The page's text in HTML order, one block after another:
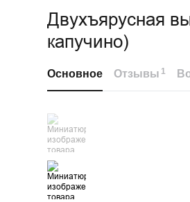
Двухъярусная
капучино)
Основное Отзывы 1